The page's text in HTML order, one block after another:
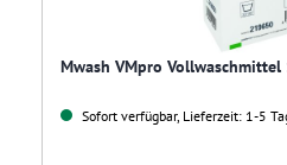
Mwash VMpro Vollwaschmittel
Sofort verfügbar, Lieferzeit: 1-5